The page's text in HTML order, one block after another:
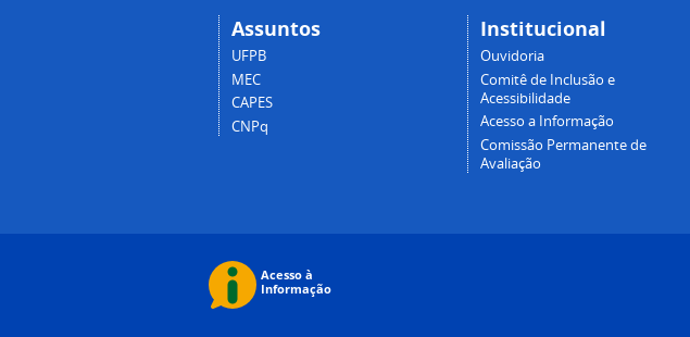
Assuntos
UFPB
MEC
CAPES
CNPq
Institucional
Ouvidoria
Comitê de Inclusão e
Acessibilidade
Acesso a Informação
Comissão Permanente de
Avaliação